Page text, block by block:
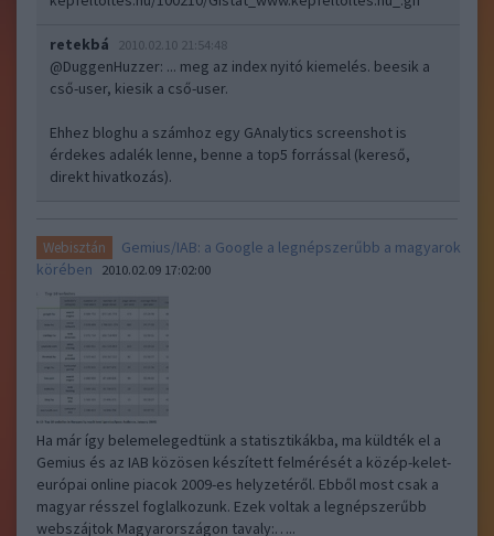
retekbá 2010.02.10 21:54:48
@DuggenHuzzer: ... meg az index nyitó kiemelés. beesik a
cső-user, kiesik a cső-user.
Ehhez bloghu a számhoz egy GAnalytics screenshot is
érdekes adalék lenne, benne a top5 forrással (kereső,
direkt hivatkozás).
Webisztán
Gemius/IAB: a Google a legnépszerűbb a magyarok
körében
2010.02.09 17:02:00
Ha már így belemelegedtünk a statisztikákba, ma küldték el a
Gemius és az IAB közösen készített felmérését a közép-kelet-
európai online piacok 2009-es helyzetéről. Ebből most csak a
magyar résszel foglalkozunk. Ezek voltak a legnépszerűbb
webszájtok Magyarországon tavaly:…..